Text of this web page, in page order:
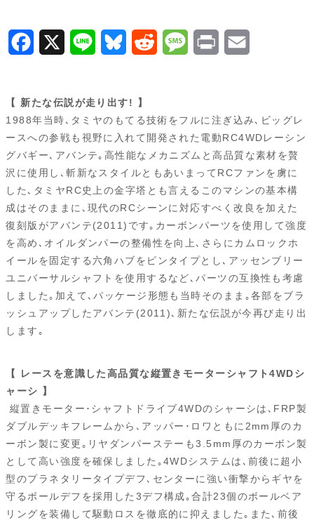
e
b
o
o
k
X
e
B
e
s
k
y
R
d
i
t
M
s
a
g
e
P
n
t
i
l
【 新たな伝説が走り出す! 】
1988年当時､タミヤのもてる技術をフルに注ぎ込み､ビッグレ
ースへの参戦も視野に入れて開発された電動RC4WDレーシン
グバギー､アバンテ｡高性能なメカニズムと高品質な素材を贅
沢に使用し､斬新なスタイルともあいまってRCファンを虜に
した､タミヤRC史上の金字塔とも言えるこのマシンの基本構
成はそのままに､現代のRCシーンに対応すべく改良を加えた
復刻版がアバンテ(2011)です｡カーボンパーツを使用して強度
を高め､オイルダンパーの整備性を向上､さらにカムロックホ
イールを固定する六角ハブをピンタイプとし､アッセンブリー
ユニバーサルシャフトを使用するなど､パーツの互換性も考慮
しました｡加えて､パッケージ形態も当時そのまま｡各部をブラ
ッシュアップしたアバンテ(2011)､新たな伝説が今再び走り出
します｡
【 レースを意識した高品質な縦置きモーターシャフト4WDシ
ャーシ 】
縦置きモーター･シャフトドライブ4WDのシャーシは､FRP製
ダブルデッキフレームから､アッパー･ロワともに2mm厚のカ
ーボン製に変更｡リヤダンパーステーも3.5mm厚のカーボン製
として高い強度を確保しました｡4WDシステムは､前後に超小
型のプラネタリータイプデフ､センターに強い衝撃からギヤを
守るボールデフを採用した3デフ構成｡合計23個のボールベア
リングを装備して駆動ロスを徹底的に抑えました｡また､前後